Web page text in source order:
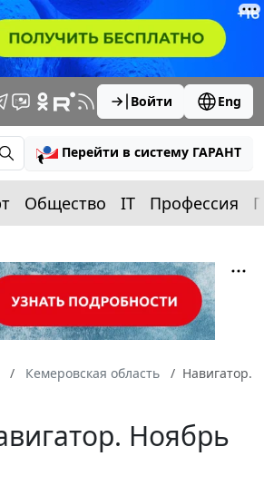
Войти Eng
Перейти в систему ГАРАНТ
Общество IT Профессия
Кемеровская область
Навигатор.
Ноябрь